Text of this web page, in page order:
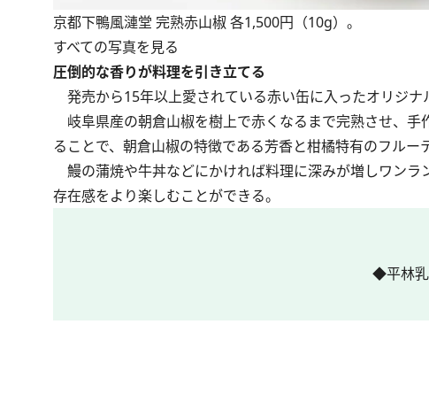
京都下鴨風漣堂 完熟赤山椒 各1,500円（10g）。
すべての写真を見る
圧倒的な香りが料理を引き立てる
発売から15年以上愛されている赤い缶に入ったオリジナ
岐阜県産の朝倉山椒を樹上で赤くなるまで完熟させ、
ることで、朝倉山椒の特徴である芳香と柑橘特有のフルー
鰻の蒲焼や牛丼などにかければ料理に深みが増しワン
存在感をより楽しむことができる。
◆平林乳